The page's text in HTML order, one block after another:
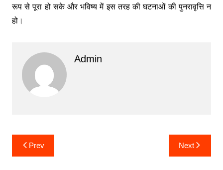
रूप से पूरा हो सके और भविष्य में इस तरह की घटनाओं की पुनरावृत्ति न
हो।
Admin
Post
navigation
Prev Next